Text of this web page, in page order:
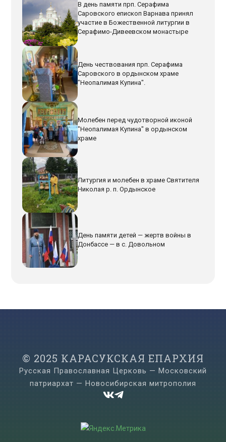
В день памяти прп. Серафима
Саровского епископ Варнава принял
участие в Божественной литургии в
Серафимо-Дивеевском монастыре
День чествования прп. Серафима
Саровского в ордынском храме
"Неопалимая Купина".
Молебен перед чудотворной иконой
"Неопалимая Купина" в ордынском
храме
Литургия и молебен в храме Святителя
Николая р. п. Ордынское
День памяти детей — жертв войны в
Донбассе — в с. Довольном
© 2025 КАРАСУКСКАЯ ЕПАРХИЯ
Русская Православная Церковь — Московский
патриархат — Новосибирская митрополия
